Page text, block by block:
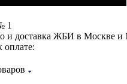
1
и доставка ЖБИ в Москве